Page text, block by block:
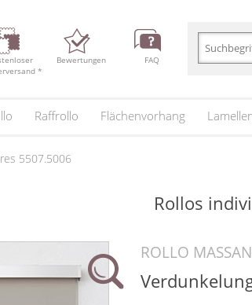
*
Bewertungen FAQ
Raffrollo Flächenvorhang
5507.5006
Rollos
ROLLO